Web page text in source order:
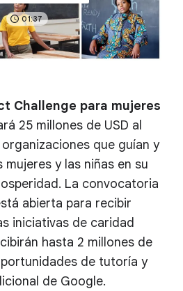
01:37
Challenge para mujeres
25 millones de USD al
que guían y
mujeres y las niñas en su
La convocatoria
abierta para recibir
iniciativas de caridad
hasta 2 millones de
de tutoría y
de Google.